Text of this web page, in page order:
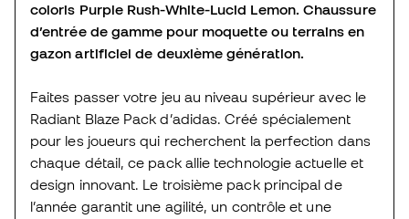
coloris Purple Rush-White-Lucid Lemon. Chaussure
d’entrée de gamme pour moquette ou terrains en
gazon artificiel de deuxième génération.
Faites passer votre jeu au niveau supérieur avec le
Radiant Blaze Pack d’adidas. Créé spécialement
pour les joueurs qui recherchent la perfection dans
chaque détail, ce pack allie technologie actuelle et
design innovant. Le troisième pack principal de
l’année garantit une agilité, un contrôle et une